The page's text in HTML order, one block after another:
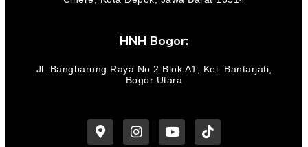
HNH Bogor:
Jl. Bangbarung Raya No 2 Blok A1, Kel. Bantarjati,
Bogor Utara